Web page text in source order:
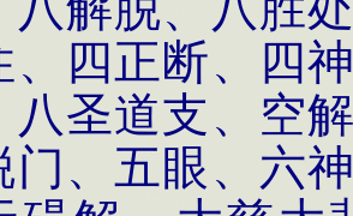
、四正断、四
八圣道支、空
门、五眼、六